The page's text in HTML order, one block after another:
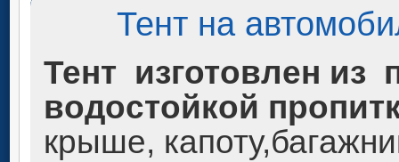
Тент на
Тент изготовлен из
водостойкой
крыше,